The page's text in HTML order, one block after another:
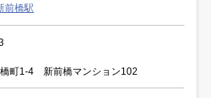
前橋駅
町1-4 新前橋マンション102